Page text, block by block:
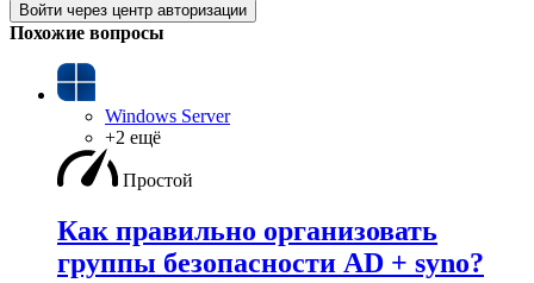
Войти через центр авторизации
Похожие вопросы
Windows Server
+2 ещё
Простой
Как правильно организовать
группы безопасности AD + syno?